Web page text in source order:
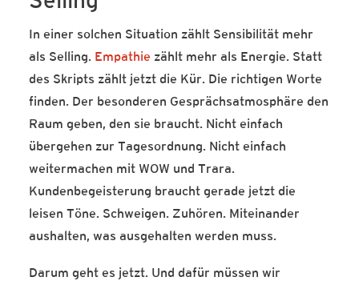
In einer solchen Situation zählt Sensibilität mehr
als Selling. Empathie zählt mehr als Energie. Statt
des Skripts zählt jetzt die Kür. Die richtigen Worte
finden. Der besonderen Gesprächsatmosphäre den
Raum geben, den sie braucht. Nicht einfach
übergehen zur Tagesordnung. Nicht einfach
weitermachen mit WOW und Trara.
Kundenbegeisterung braucht gerade jetzt die
leisen Töne. Schweigen. Zuhören. Miteinander
aushalten, was ausgehalten werden muss.
Darum geht es jetzt. Und dafür müssen wir